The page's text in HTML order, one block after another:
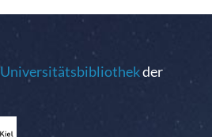
Universitätsbibliothekder